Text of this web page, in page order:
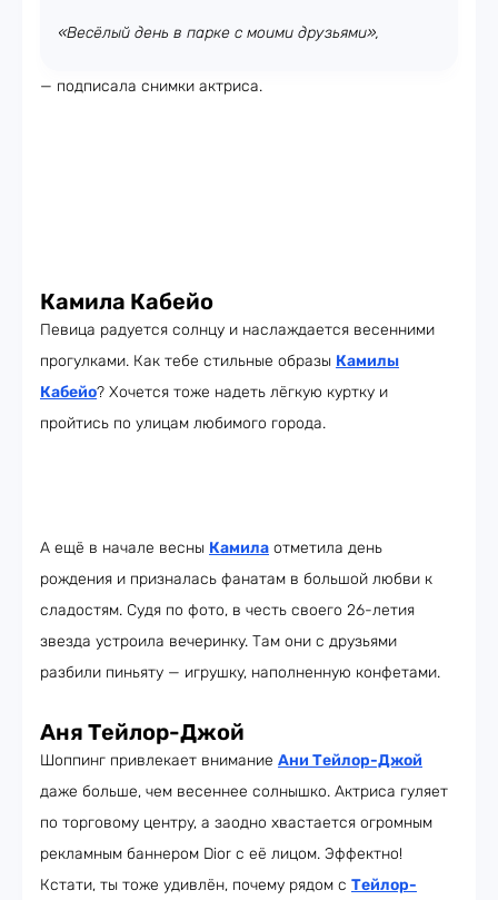
«Весёлый день в парке с моими друзьями»,
— подписала снимки актриса.
Камила Кабейо
Певица радуется солнцу и наслаждается весенними
прогулками. Как тебе стильные образы Камилы
Кабейо? Хочется тоже надеть лёгкую куртку и
пройтись по улицам любимого города.
А ещё в начале весны Камила отметила день
рождения и призналась фанатам в большой любви к
сладостям. Судя по фото, в честь своего 26-летия
звезда устроила вечеринку. Там они с друзьями
разбили пиньяту — игрушку, наполненную конфетами.
Аня Тейлор-Джой
Шоппинг привлекает внимание Ани Тейлор-Джой
даже больше, чем весеннее солнышко. Актриса гуляет
по торговому центру, а заодно хвастается огромным
рекламным баннером Dior с её лицом. Эффектно!
Кстати, ты тоже удивлён, почему рядом с Тейлор-